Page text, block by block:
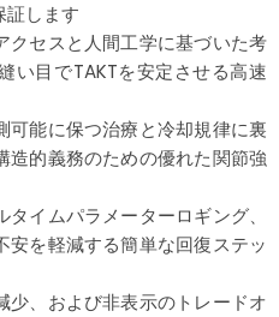
証します
クセスと人間工学に基づいた考
い目でTAKTを安定させる高速
能に保つ治療と冷却規律に裏
造的義務のための優れた関節強
イムパラメーターロギング、
安を軽減する簡単な回復ステッ
、および非表示のトレードオ